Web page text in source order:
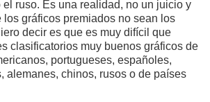
el ruso. Es una realidad, no un juicio y
los gráficos premiados no sean los
decir es que es muy difícil que
clasificatorios muy buenos gráficos de
portugueses, españoles,
alemanes, chinos, rusos o de países